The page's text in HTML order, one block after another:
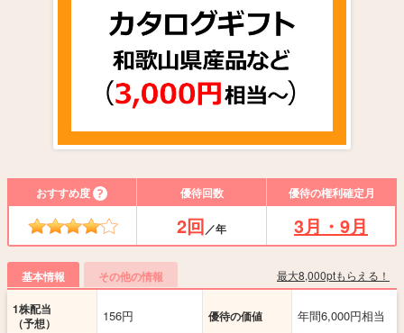
おすすめ度 優待回数 優待の権利確定月
2回／年 3月・9月
基本情報 その他の情報 最大8,000ptもらえる！
1株配当
（予想）
156円 優待の価値 年間6,000円相当